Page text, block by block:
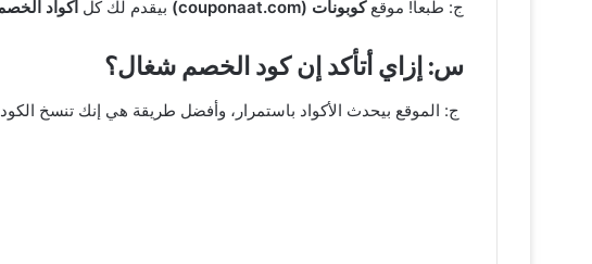
ج: طبعاً! موقعكوبونات (couponaat.com) بيقدم لك كل أكواد
س: إزاي أتأكد إن كود الخصم شغال؟
ج: الموقع بيحدث الأكواد باستمرار، وأفضل طريقة هي إنك تنسخ